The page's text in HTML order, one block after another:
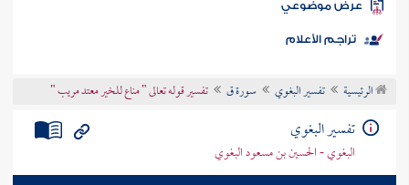
الكتب
موضوعي
تراجم الأعلام
الرئيسية تفسير البغوي سورة ق تفسير قوله تعالى " مناع للخير معتد مريب "
تفسير البغوي
البغوي - الحسين بن مسعود البغوي